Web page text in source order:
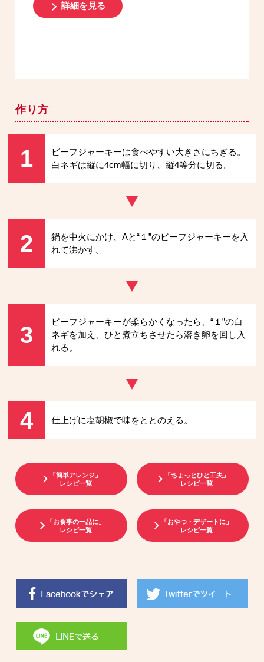
詳細を見る
作り方
1
ビーフジャーキーは食べやすい大きさにちぎる。
白ネギは縦に4cm幅に切り、縦4等分に切る。
2
鍋を中火にかけ、Aと“１”のビーフジャーキーを入
れて沸かす。
3
ビーフジャーキーが柔らかくなったら、“１”の白
ネギを加え、ひと煮立ちさせたら溶き卵を回し入
れる。
4 仕上げに塩胡椒で味をととのえる。
「簡単アレンジ」
レシピ一覧
「ちょっとひと工夫」
レシピ一覧
「お食事の一品に」
レシピ一覧
「おやつ・デザートに」
レシピ一覧